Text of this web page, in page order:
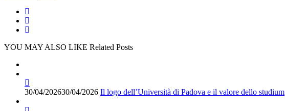
YOU MAY ALSO LIKE Related Posts
30/04/202630/04/2026 Il logo dell’Università di Padova e il valore dello studium